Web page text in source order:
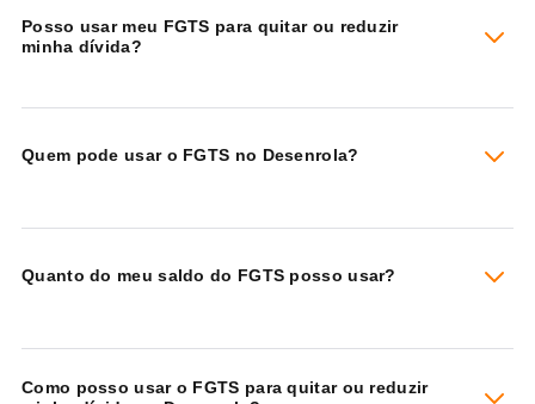
Posso usar meu FGTS para quitar ou reduzir
minha dívida?
Quem pode usar o FGTS no Desenrola?
Quanto do meu saldo do FGTS posso usar?
Como posso usar o FGTS para quitar ou reduzir